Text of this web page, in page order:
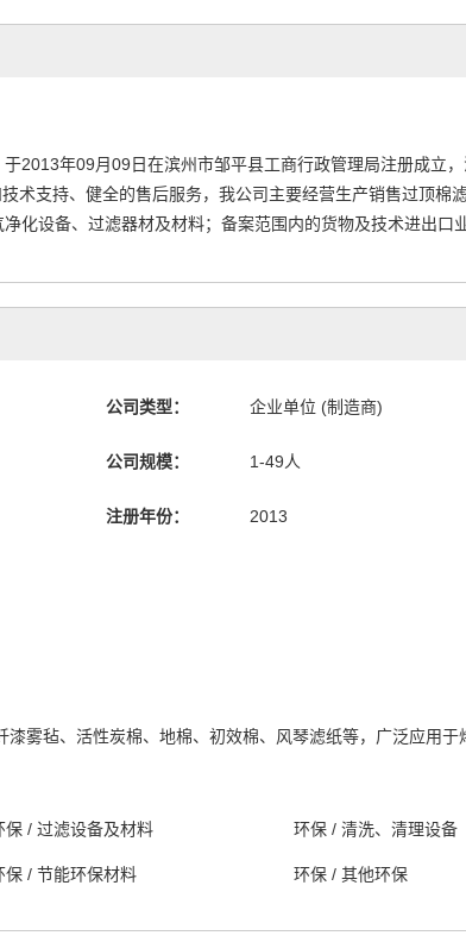
2013年09月09日在滨州市邹平县工商行政管理局注册成立
术支持、健全的售后服务，我公司主要经营生产销售过顶棉
化设备、过滤器材及材料；备案范围内的货物及技术进出口业
公司类型： 企业单位 (制造商)
公司规模： 1-49人
注册年份： 2013
雾毡、活性炭棉、地棉、初效棉、风琴滤纸‌等，广泛应用于
保 / 过滤设备及材料 环保 / 清洗、清理设备
保 / 节能环保材料 环保 / 其他环保